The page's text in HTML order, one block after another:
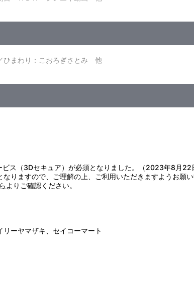
ひまわり：こおろぎさとみ 他
ス（3Dセキュア）が必須となりました。（2023年8月22
りますので、ご理解の上、ご利用いただきますようお願い
よりご確認ください。
ーヤマザキ、セイコーマート